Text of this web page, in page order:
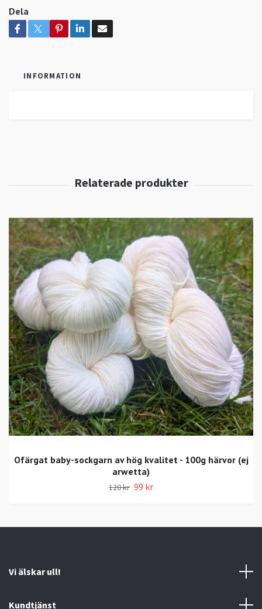
Dela
INFORMATION
Ofärgat baby-sockgarn av hög kvalitet - 100g härvor (ej
arwetta)
120 kr 99 kr
Vi älskar ull!
Kundtjänst